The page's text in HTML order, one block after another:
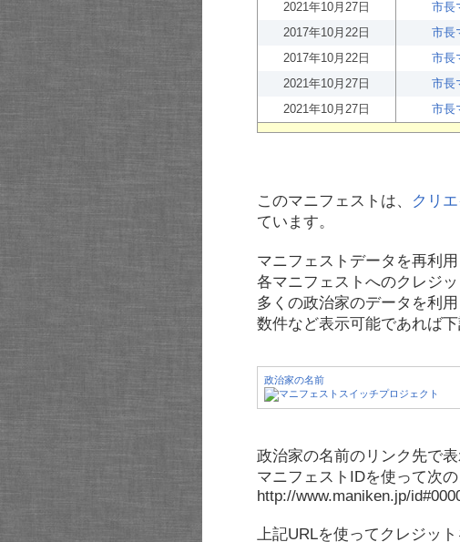
2021年10月27日
市長
2017年10月22日
市長
2017年10月22日
市長
2021年10月27日
市長
2021年10月27日
市長
このマニフェストは、 クリ
ています。
マニフェストデータを再利
各マニフェストへのクレジ
多くの政治家のデータを利
数件など表示可能であれば
政治家の名前
政治家の名前のリンク先で
マニフェストIDを使って次
http://www.maniken.jp/
上記URLを使ってクレジッ